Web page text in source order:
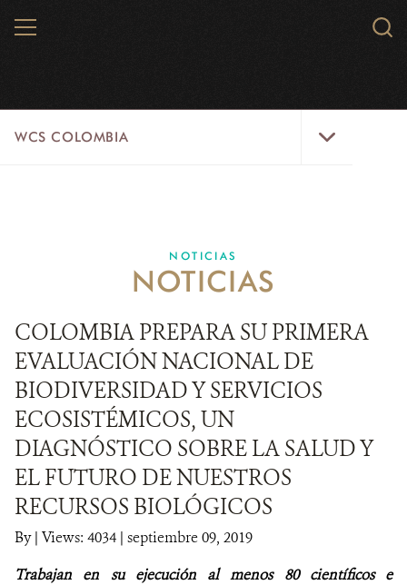
MENU
WCS COLOMBIA
EJES ESTRATÉGICOS
LÍNEAS DE ACCIÓN
MICROSITIOS
NOTICIAS
WCS VISUAL
PUBLICACIONES
ALIADOS Y ALIANZAS
NOTICIAS
NOTICIAS
COLOMBIA PREPARA SU PRIMERA
EVALUACIÓN NACIONAL DE
BIODIVERSIDAD Y SERVICIOS
ECOSISTÉMICOS, UN
DIAGNÓSTICO SOBRE LA SALUD Y
EL FUTURO DE NUESTROS
RECURSOS BIOLÓGICOS
By| Views: 4034 | septiembre 09, 2019
Trabajan en su ejecución al menos 80 científicos e